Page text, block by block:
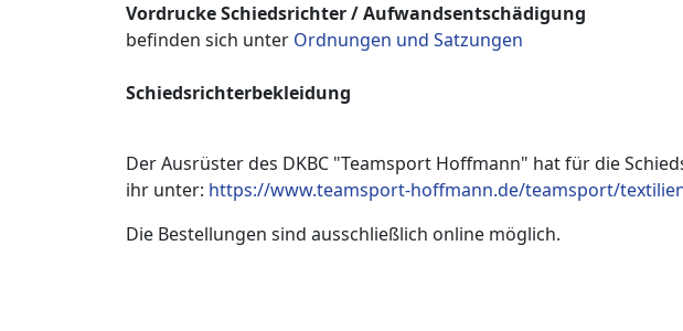
Vordrucke Schiedsrichter / Aufwandsentschädigung
befinden sich unter Ordnungen und Satzungen
Schiedsrichterbekleidung
Der Ausrüster des DKBC "Teamsport Hoffmann" hat für die
ihr unter: https://www.teamsport-hoffmann.de/teamsport/
Die Bestellungen sind ausschließlich online möglich.